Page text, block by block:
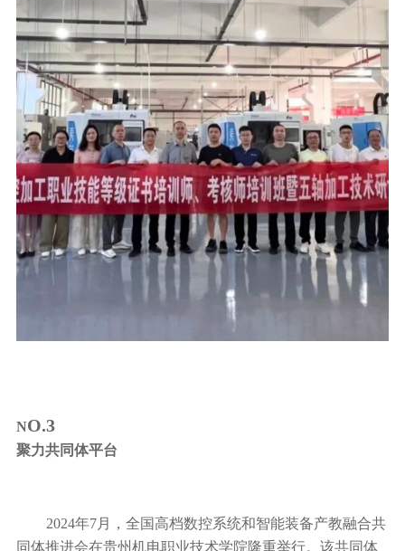
NO.3
聚力共同体平台
2024年7月，全国高档数控系统和智能装备产教融合共
同体推进会在贵州机电职业技术学院隆重举行。该共同体